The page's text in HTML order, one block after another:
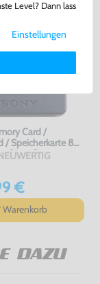
Card /
/ Speicherkarte 8
[Sony]
€
Warenkorb
DAZU
Level? Dann lass
Cookies und
Daten­schutz­
Einstellungen